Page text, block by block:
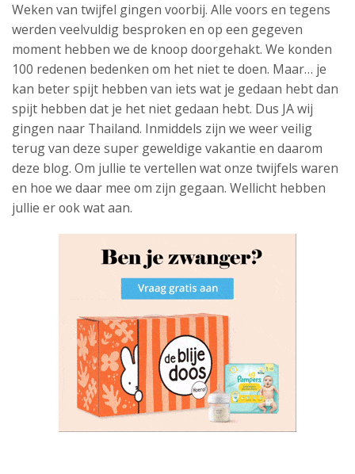
Weken van twijfel gingen voorbij. Alle voors en tegens
werden veelvuldig besproken en op een gegeven
moment hebben we de knoop doorgehakt. We konden
100 redenen bedenken om het niet te doen. Maar… je
kan beter spijt hebben van iets wat je gedaan hebt dan
spijt hebben dat je het niet gedaan hebt. Dus JA wij
gingen naar Thailand. Inmiddels zijn we weer veilig
terug van deze super geweldige vakantie en daarom
deze blog. Om jullie te vertellen wat onze twijfels waren
en hoe we daar mee om zijn gegaan. Wellicht hebben
jullie er ook wat aan.